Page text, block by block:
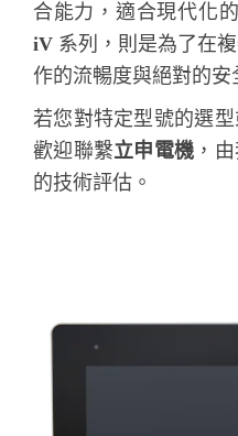
合能力，適合現代化
iV 系列，則是為了在
作的流暢度與絕對的安
若您對特定型號的選
歡迎聯繫立申電機 ，
的技術評估。